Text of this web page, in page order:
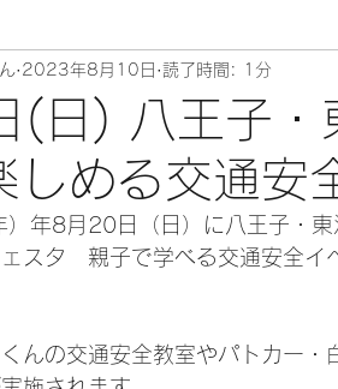
日) 八王子・
しめる交通安
2023年8月10日 読了時間: 1分
年8月20日（日）に八王子・東
スタ　親子で学べる交通安全イ
んの交通安全教室やパトカー・